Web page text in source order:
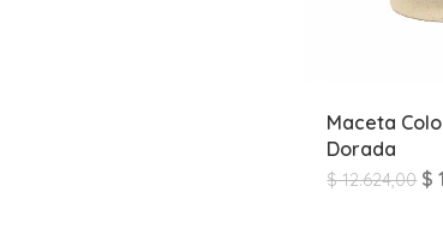
Maceta
Dorada
$12.624,00 $